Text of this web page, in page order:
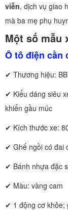
viễn, dịch vụ giao
mà ba mẹ phụ
Một số mẫu
Ô tô điện cần
✔ Thương hiệu:
✔ Kiểu dáng siêu
khiển gầu múc
✔ Kích thước xe:
✔ Ghế ngồi có đai
✔ Bánh nhựa đặc
✔ Màu: vàng cam
✔ 1 động cơ khỏe;